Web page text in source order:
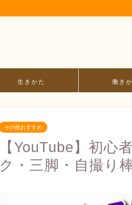
生きかた 働き
その他おすすめ
【YouTube】初心
ク・三脚・自撮り